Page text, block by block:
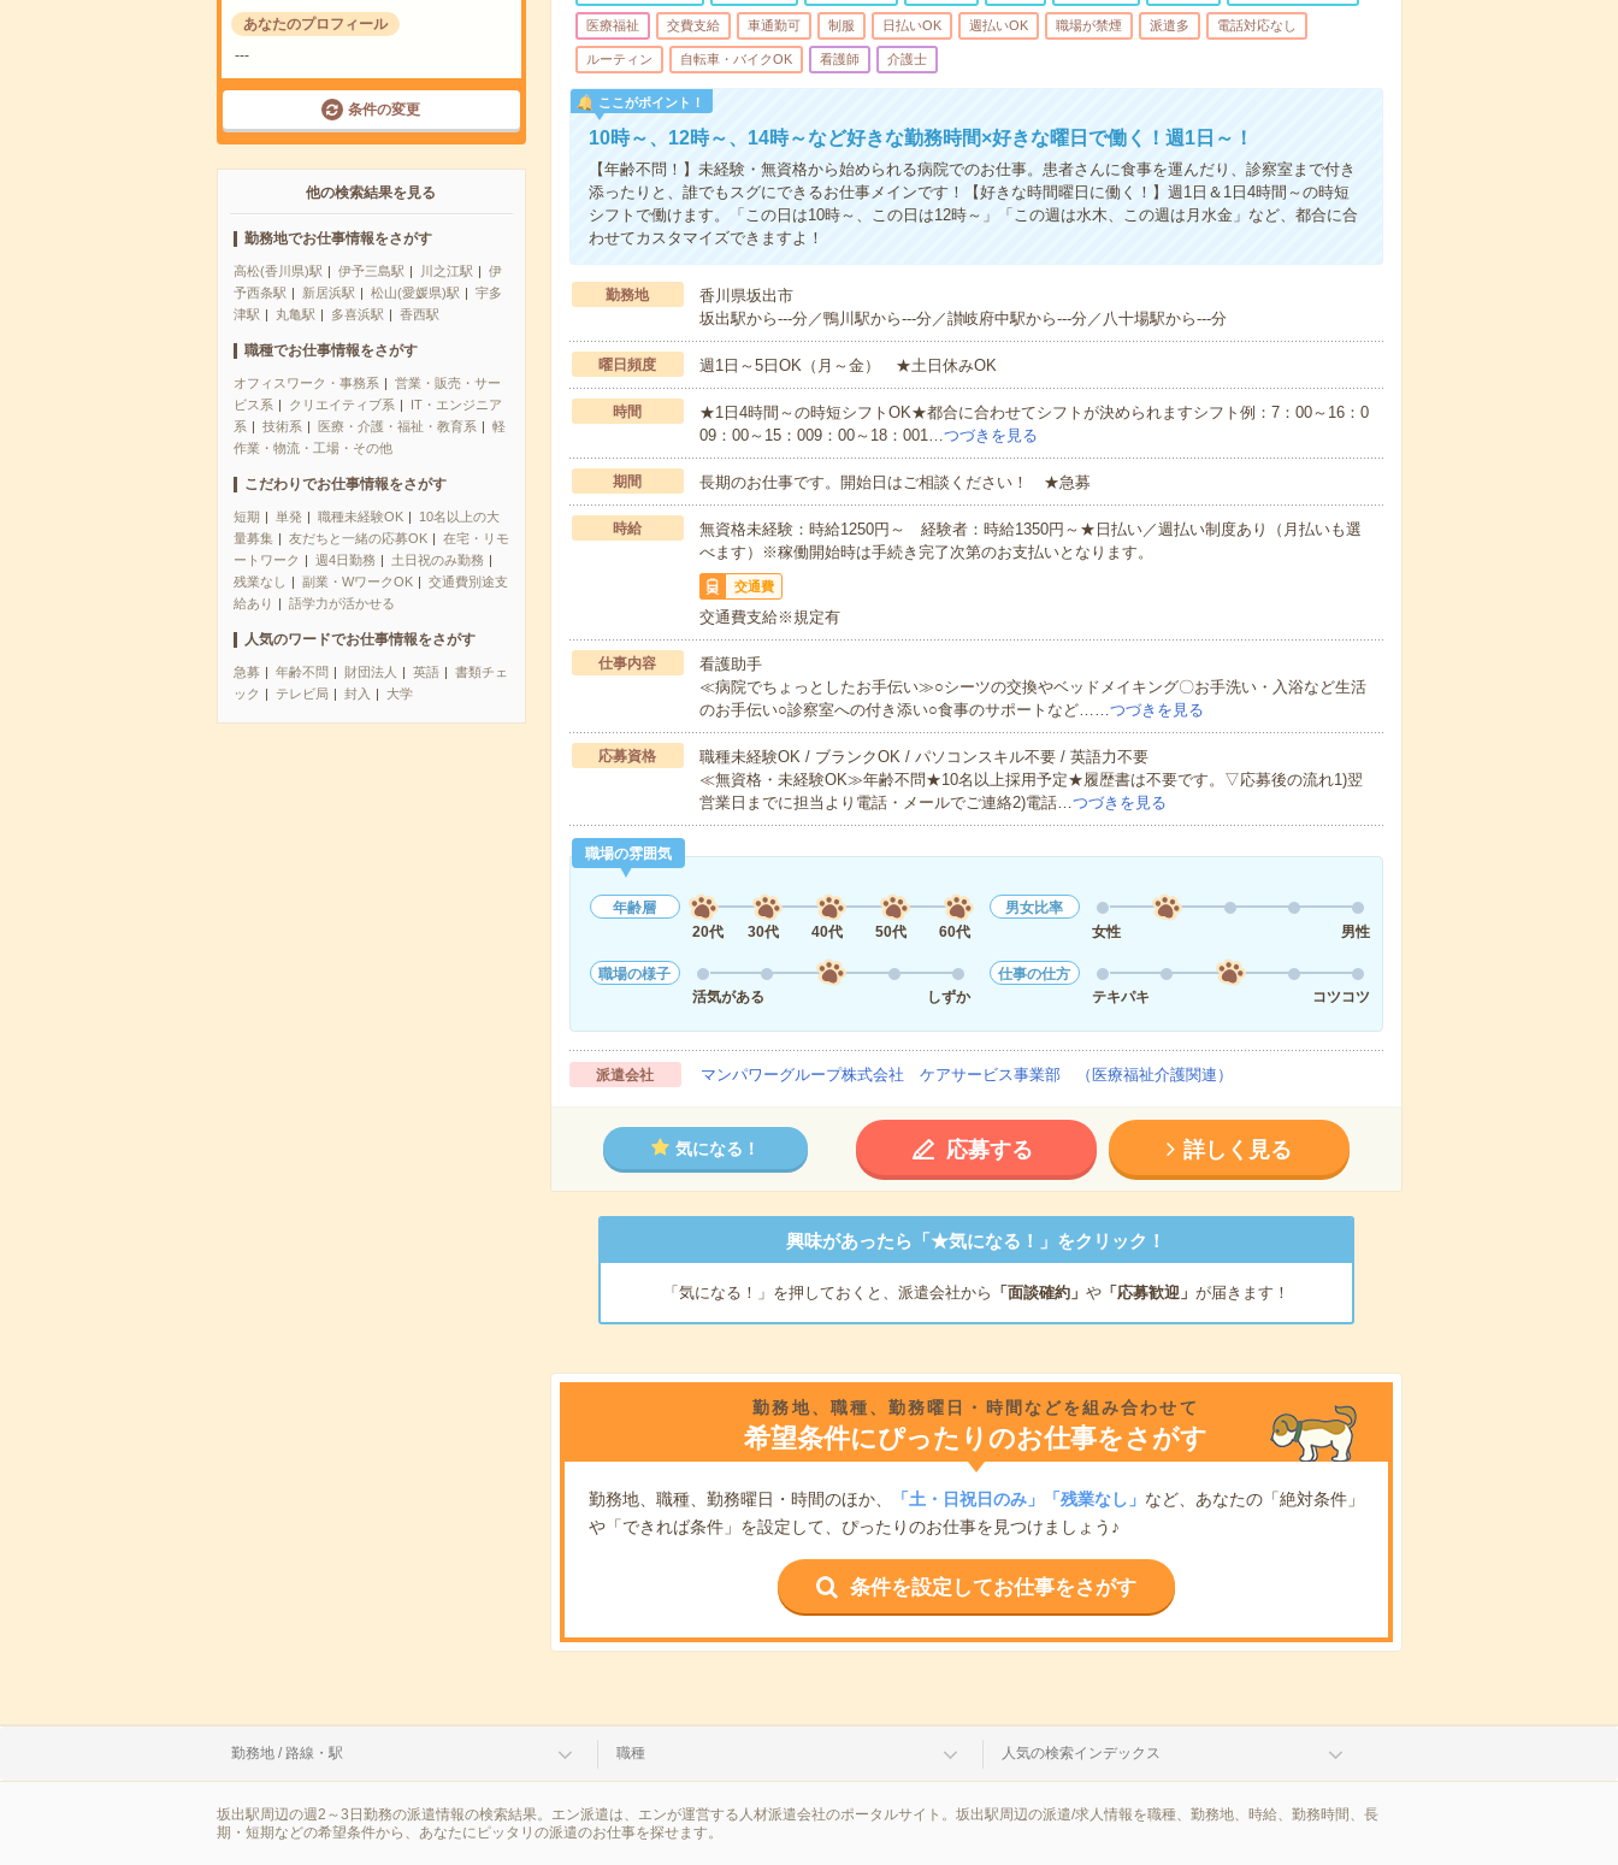
あなたのプロフィール
---
条件の変更
他の検索結果を見る
勤務地でお仕事情報をさがす
高松(香川県)駅 伊予三島駅 川之江駅
伊
予西条駅
新居浜駅 松山(愛媛県)駅
宇多
津駅
丸亀駅 多喜浜駅 香西駅
職種でお仕事情報をさがす
オフィスワーク・事務系
営業・販売・サー
ビス系
クリエイティブ系
IT・エンジニア
系
技術系 医療・介護・福祉・教育系
軽
作業・物流・工場・その他
こだわりでお仕事情報をさがす
短期 単発 職種未経験OK
10名以上の大
量募集
友だちと一緒の応募OK
在宅・リモ
ートワーク
週4日勤務
土日祝のみ勤務
残業なし
副業・WワークOK
交通費別途支
給あり
語学力が活かせる
人気のワードでお仕事情報をさがす
急募 年齢不問 財団法人 英語
書類チェ
ック
テレビ局 封入 大学
医療福祉 交費支給 車通勤可 制服 日払いOK 週払いOK 職場が禁煙 派遣多 電話対応なし
ルーティン 自転車・バイクOK 看護師 介護士
ここがポイント！
10時～、12時～、14時～など好きな勤務時間×好きな曜日で働く！週1日～！
【年齢不問！】未経験・無資格から始められる病院でのお仕事。患者さんに食事を運んだり、診察室まで付き
添ったりと、誰でもスグにできるお仕事メインです！【好きな時間曜日に働く！】週1日＆1日4時間～の時短
シフトで働けます。「この日は10時～、この日は12時～」「この週は水木、この週は月水金」など、都合に合
わせてカスタマイズできますよ！
勤務地
香川県坂出市
坂出駅から---分／鴨川駅から---分／讃岐府中駅から---分／八十場駅から---分
曜日頻度 週1日～5日OK（月～金） ★土日休みOK
時間
★1日4時間～の時短シフトOK★都合に合わせてシフトが決められますシフト例：7：00～16：0
09：00～15：009：00～18：001…つづきを見る
期間 長期のお仕事です。開始日はご相談ください！ ★急募
時給
無資格未経験：時給1250円～ 経験者：時給1350円～★日払い／週払い制度あり（月払いも選
べます）※稼働開始時は手続き完了次第のお支払いとなります。
交通費
交通費支給※規定有
仕事内容
看護助手
≪病院でちょっとしたお手伝い≫○シーツの交換やベッドメイキング〇お手洗い・入浴など生活
のお手伝い○診察室への付き添い○食事のサポートなど……つづきを見る
応募資格
職種未経験OK / ブランクOK / パソコンスキル不要 / 英語力不要
≪無資格・未経験OK≫年齢不問★10名以上採用予定★履歴書は不要です。▽応募後の流れ1)翌
営業日までに担当より電話・メールでご連絡2)電話…つづきを見る
職場の雰囲気
年齢層
20代
30代 40代 50代 60代
男女比率
女性
男性
職場の様子
活気がある
しずか
仕事の仕方
テキパキ
コツコツ
派遣会社 マンパワーグループ株式会社 ケアサービス事業部 （医療福祉介護関連）
気になる！ 応募する 詳しく見る
興味があったら「★気になる！」をクリック！
「気になる！」を押しておくと、派遣会社から 「面談確約」 や「応募歓迎」 が届きます！
勤務地、職種、勤務曜日・時間などを組み合わせて
希望条件にぴったりのお仕事をさがす
勤務地、職種、勤務曜日・時間のほか、 「土・日祝日のみ」「残業なし」 など、あなたの「絶対条件」
や「できれば条件」を設定して、ぴったりのお仕事を見つけましょう♪
条件を設定してお仕事をさがす
勤務地 / 路線・駅 職種 人気の検索インデックス
坂出駅周辺の週2～3日勤務の派遣情報の検索結果。エン派遣は、エンが運営する人材派遣会社のポータルサイト。坂出駅周辺の派遣/求人情報を職種、勤務地、時給、勤務時間、長
期・短期などの希望条件から、あなたにピッタリの派遣のお仕事を探せます。